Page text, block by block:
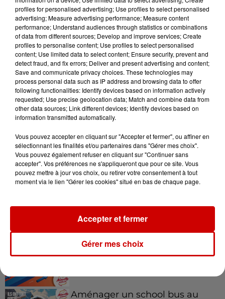
Gagnez vos entrées pour le
Musée du Sport Automobile au
Mans !
Destination Vacances - Gagnez
votre séjour en famille au cœur
de la...
emblématique de
l'entrepreneuriat féminin
Aménager un school bus au
profiles for personalised advertising; Use profiles to select personalised
advertising; Measure advertising performance; Measure content
performance; Understand audiences through statistics or combinations
of data from different sources; Develop and improve services; Create
profiles to personalise content; Use profiles to select personalised
content; Use limited data to select content; Ensure security, prevent and
detect fraud, and fix errors; Deliver and present advertising and content;
Save and communicate privacy choices. These technologies may
process personal data such as IP address and browsing data to offer
following functionalities: Identify devices based on information actively
requested; Use precise geolocation data; Match and combine data from
other data sources; Link different devices; Identify devices based on
information transmitted automatically.
Vous pouvez accepter en cliquant sur "Accepter et fermer", ou affiner en
sélectionnant les finalités et/ou partenaires dans "Gérer mes choix".
Vous pouvez également refuser en cliquant sur "Continuer sans
accepter". Vos préférences ne s'appliqueront que pour ce site. Vous
pouvez mettre à jour vos choix, ou retirer votre consentement à tout
moment via le lien "Gérer les cookies" situé en bas de chaque page.
Gérer mes choix
Accepter et fermer